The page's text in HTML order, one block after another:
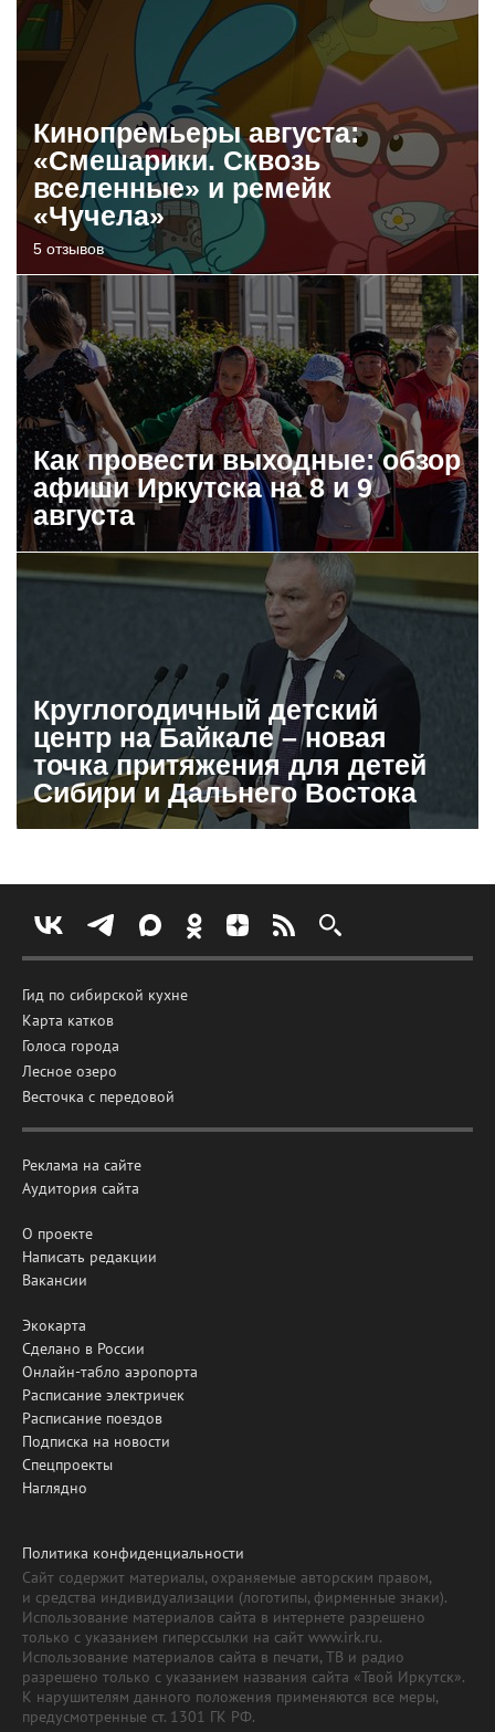
Кинопремьеры августа:
«Смешарики. Сквозь
вселенные» и ремейк
«Чучела»
5 отзывов
Как провести выходные: обзор
афиши Иркутска на 8 и 9
августа
Круглогодичный детский
центр на Байкале – новая
точка притяжения для детей
Сибири и Дальнего Востока
Гид по сибирской кухне
Карта катков
Голоса города
Лесное озеро
Весточка с передовой
Реклама на сайте
Аудитория сайта
О проекте
Написать редакции
Вакансии
Экокарта
Сделано в России
Онлайн-табло аэропорта
Расписание электричек
Расписание поездов
Подписка на новости
Спецпроекты
Наглядно
Политика конфиденциальности
Сайт содержит материалы, охраняемые авторским правом,
и средства индивидуализации (логотипы, фирменные знаки).
Использование материалов сайта в интернете разрешено
только с указанием гиперссылки на сайт www.irk.ru.
Использование материалов сайта в печати, ТВ и радио
разрешено только с указанием названия сайта «Твой Иркутск».
К нарушителям данного положения применяются все меры,
предусмотренные ст. 1301 ГК РФ.